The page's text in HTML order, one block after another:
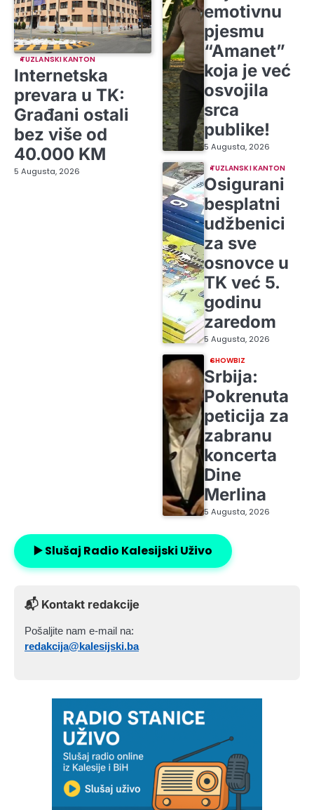
TUZLANSKI KANTON
Internetska
prevara u TK:
Građani ostali
bez više od
40.000 KM
5 Augusta, 2026
emotivnu
pjesmu
“Amanet”
koja je već
osvojila
srca
publike!
5 Augusta, 2026
TUZLANSKI KANTON
Osigurani
besplatni
udžbenici
za sve
osnovce u
TK već 5.
godinu
zaredom
5 Augusta, 2026
SHOWBIZ
Srbija:
Pokrenuta
peticija za
zabranu
koncerta
Dine
Merlina
5 Augusta, 2026
▶️ Slušaj Radio Kalesijski Uživo
📬 Kontakt redakcije
Pošaljite nam e-mail na:
redakcija@kalesijski.ba